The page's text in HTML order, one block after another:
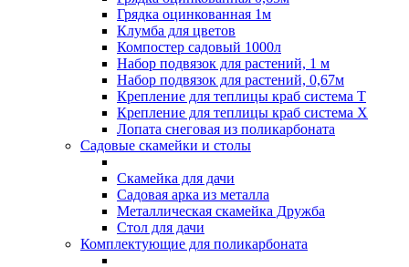
Грядка оцинкованная 1м
Клумба для цветов
Компостер садовый 1000л
Набор подвязок для растений, 1 м
Набор подвязок для растений, 0,67м
Крепление для теплицы краб система Т
Крепление для теплицы краб система Х
Лопата снеговая из поликарбоната
Садовые скамейки и столы
Скамейка для дачи
Садовая арка из металла
Металлическая скамейка Дружба
Стол для дачи
Комплектующие для поликарбоната